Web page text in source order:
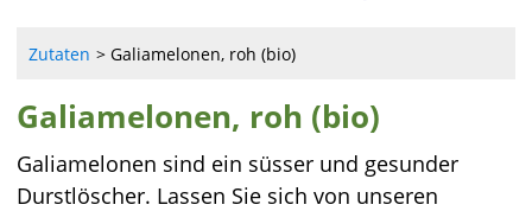
Zutaten Galiamelonen, roh (bio)
Galiamelonen, roh (bio)
Galiamelonen sind ein süsser und gesunder
Durstlöscher. Lassen Sie sich von unseren